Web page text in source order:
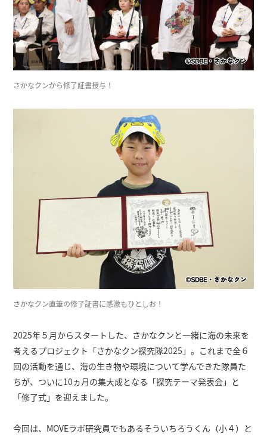
さかなクンから修了証書授与！
さかなクン直筆の修了証書に感激もひとしお！
2025年５月からスタートした、さかなクンと一緒に海の未来を
考えるプロジェクト「さかなクン探究隊2025」。これまで全６
回の活動を通じ、海の生き物や環境について学んできた隊員た
ちが、ついに10ヵ月の集大成となる「探究テーマ発表会」と
「修了式」を迎えました。
今回は、MOVEラボ研究員でもあるそういちろうくん（小４）と